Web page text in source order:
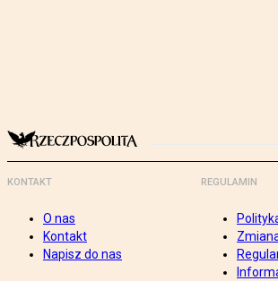
KONTAKT
O nas
Kontakt
Napisz do nas
REGULAMIN